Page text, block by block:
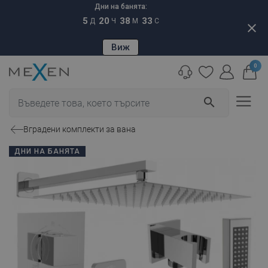
Дни на банята:
5 Д 20 Ч 38 М 32 С
Виж
close
search
0
Вградени комплекти за вана
ДНИ НА БАНЯТА